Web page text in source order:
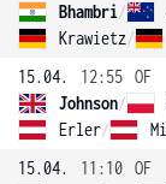
Bhambri/
Krawietz/
15.04.
12:55 OF
Johnson/
Erler/
15.04.
11:10 OF